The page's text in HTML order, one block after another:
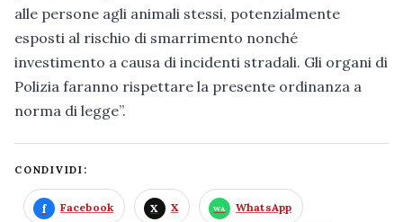
alle persone agli animali stessi, potenzialmente
esposti al rischio di smarrimento nonché
investimento a causa di incidenti stradali. Gli organi di
Polizia faranno rispettare la presente ordinanza a
norma di legge”.
CONDIVIDI:
Facebook X WhatsApp